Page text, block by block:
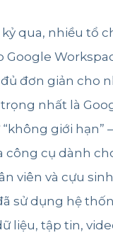
qua, nhiều tổ
Google
đơn giản cho
nhất là
giới hạn”
công cụ dành
viên và cựu
sử dụng hệ
liệu, tập tin,